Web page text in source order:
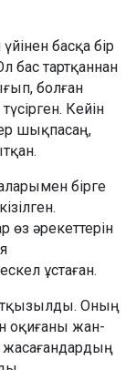
басқа бір
бас тартқаннан
болған
Кейін
шықпасаң,
бірге
өз әрекеттерін
ұстаған.
Оның
оқиғаны жан-
жасағандардың